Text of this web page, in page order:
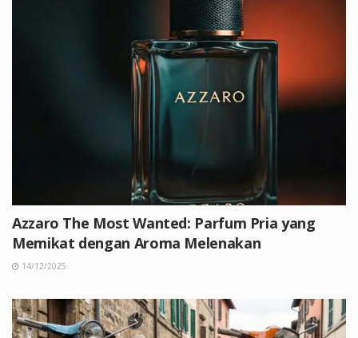
Azzaro The Most Wanted: Parfum Pria yang
Memikat dengan Aroma Melenakan
14/12/2025